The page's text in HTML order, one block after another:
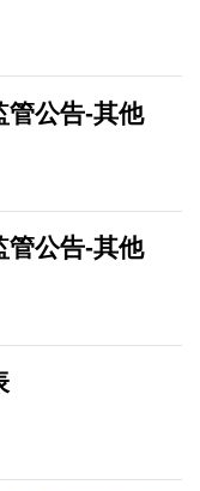
管公告-其他
管公告-其他